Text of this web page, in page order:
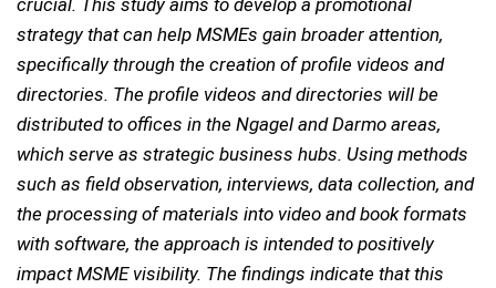
strategy that can help MSMEs gain broader attention,
specifically through the creation of profile videos and
directories. The profile videos and directories will be
distributed to offices in the Ngagel and Darmo areas,
which serve as strategic business hubs. Using methods
such as field observation, interviews, data collection, and
the processing of materials into video and book formats
with software, the approach is intended to positively
impact MSME visibility. The findings indicate that this